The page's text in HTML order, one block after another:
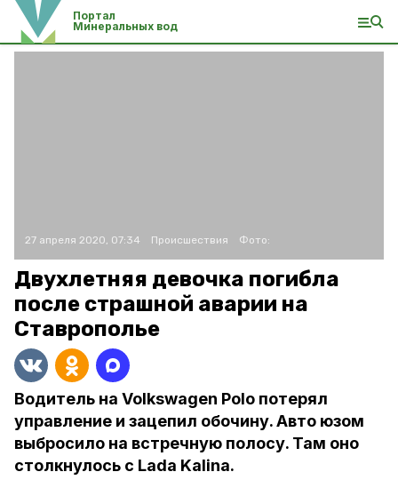
Портал
Минеральных вод
27 апреля 2020, 07:34 Происшествия Фото:
Двухлетняя девочка погибла
после страшной аварии на
Ставрополье
Водитель на Volkswagen Polo потерял
управление и зацепил обочину. Авто юзом
выбросило на встречную полосу. Там оно
столкнулось с Lada Kalina.